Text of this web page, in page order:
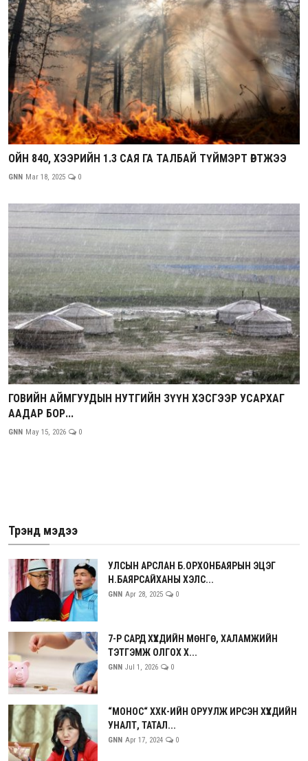
ОЙН 840, ХЭЭРИЙН 1.3 САЯ ГА ТАЛБАЙ ТҮЙМЭРТ ӨРТЖЭЭ
GNN Mar 18, 2025 0
ГОВИЙН АЙМГУУДЫН НУТГИЙН ЗҮҮН ХЭСГЭЭР УСАРХАГ
ААДАР БОР...
GNN May 15, 2026 0
Трэнд мэдээ
УЛСЫН АРСЛАН Б.ОРХОНБАЯРЫН ЭЦЭГ
Н.БАЯРСАЙХАНЫ ХЭЛС...
GNN Apr 28, 2025 0
7-Р САРД ХҮҮХДИЙН МӨНГӨ, ХАЛАМЖИЙН
ТЭТГЭМЖ ОЛГОХ Х...
GNN Jul 1, 2026 0
“МОНОС“ ХХК-ИЙН ОРУУЛЖ ИРСЭН ХҮҮХДИЙН
УНАЛТ, ТАТАЛ...
GNN Apr 17, 2024 0